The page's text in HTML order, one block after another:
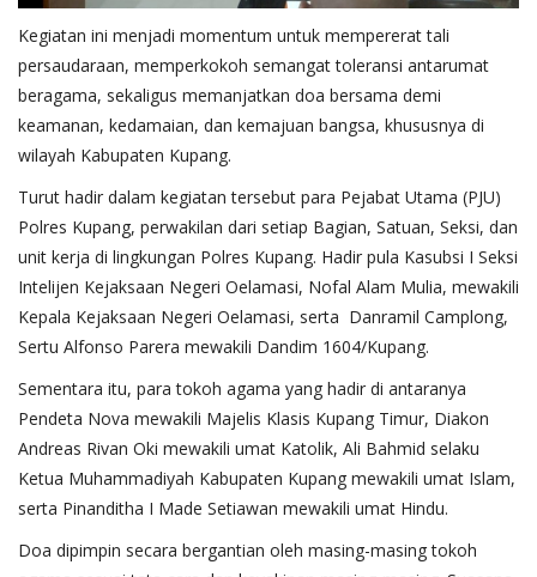
Kegiatan ini menjadi momentum untuk mempererat tali
persaudaraan, memperkokoh semangat toleransi antarumat
beragama, sekaligus memanjatkan doa bersama demi
keamanan, kedamaian, dan kemajuan bangsa, khususnya di
wilayah Kabupaten Kupang.
Turut hadir dalam kegiatan tersebut para Pejabat Utama (PJU)
Polres Kupang, perwakilan dari setiap Bagian, Satuan, Seksi, dan
unit kerja di lingkungan Polres Kupang. Hadir pula Kasubsi I Seksi
Intelijen Kejaksaan Negeri Oelamasi, Nofal Alam Mulia, mewakili
Kepala Kejaksaan Negeri Oelamasi, serta Danramil Camplong,
Sertu Alfonso Parera mewakili Dandim 1604/Kupang.
Sementara itu, para tokoh agama yang hadir di antaranya
Pendeta Nova mewakili Majelis Klasis Kupang Timur, Diakon
Andreas Rivan Oki mewakili umat Katolik, Ali Bahmid selaku
Ketua Muhammadiyah Kabupaten Kupang mewakili umat Islam,
serta Pinanditha I Made Setiawan mewakili umat Hindu.
Doa dipimpin secara bergantian oleh masing-masing tokoh